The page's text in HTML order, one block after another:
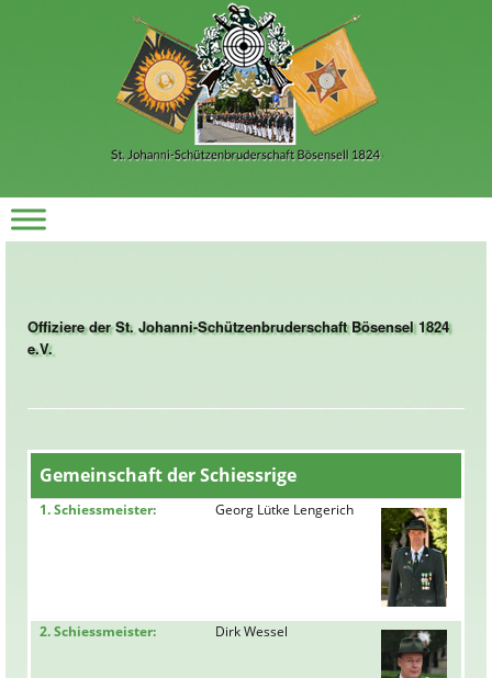
Offiziere der St. Johanni-Schützenbruderschaft Bösensel 1824
e.V.
Gemeinschaft der Schiessrige
1. Schiessmeister: Georg Lütke Lengerich
2. Schiessmeister: Dirk Wessel